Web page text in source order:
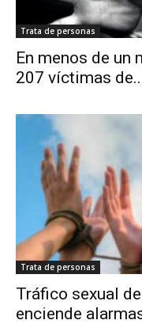
Trata de personas
En menos de un
207 víctimas
Trata de personas
Tráfico sexual
enciende